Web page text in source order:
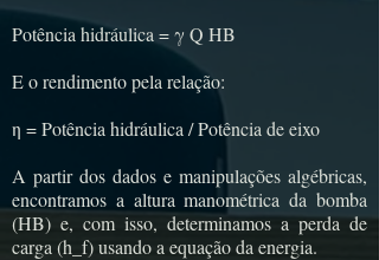
Potência hidráulica = γ Q HB
E o rendimento pela relação:
η = Potência hidráulica / Potência de eixo
A partir dos dados e manipulações algébricas,
encontramos a altura manométrica da bomba
(HB) e, com isso, determinamos a perda de
carga (h_f) usando a equação da energia.